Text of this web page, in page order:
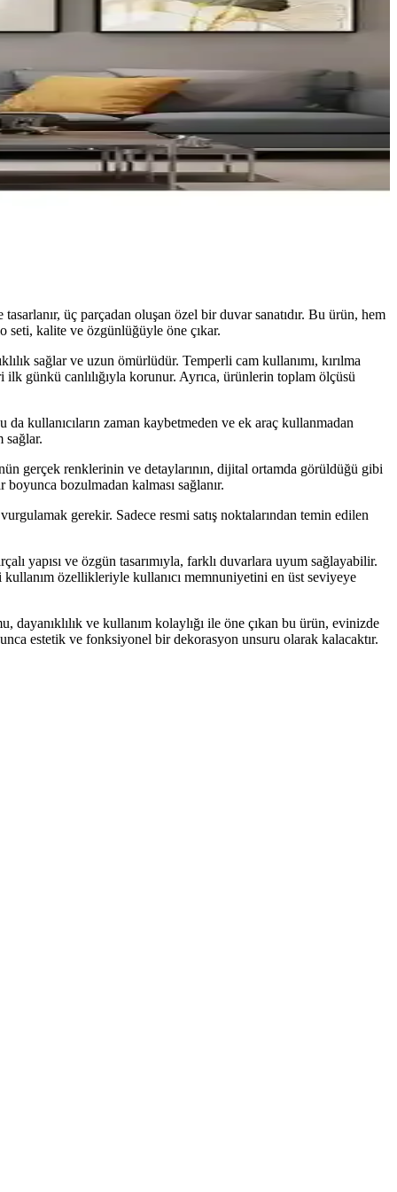
üç parçadan oluşan özel bir duvar sanatıdır. Bu ürün, hem
seti, kalite ve özgünlüğüyle öne çıkar.
sağlar ve uzun ömürlüdür. Temperli cam kullanımı, kırılma
günkü canlılığıyla korunur. Ayrıca, ürünlerin toplam ölçüsü
kullanıcıların zaman kaybetmeden ve ek araç kullanmadan
sağlar.
gerçek renklerinin ve detaylarının, dijital ortamda görüldüğü gibi
bozulmadan kalması sağlanır.
gerekir. Sadece resmi satış noktalarından temin edilen
yapısı ve özgün tasarımıyla, farklı duvarlara uyum sağlayabilir.
özellikleriyle kullanıcı memnuniyetini en üst seviyeye
ve kullanım kolaylığı ile öne çıkan bu ürün, evinizde
estetik ve fonksiyonel bir dekorasyon unsuru olarak kalacaktır.